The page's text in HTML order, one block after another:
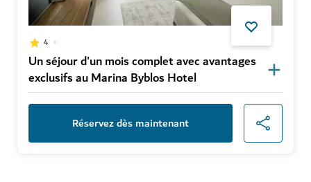
4
Un séjour d'un mois complet avec avantages
exclusifs au Marina Byblos Hotel
Réservez dès maintenant